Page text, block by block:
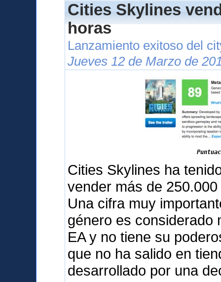
Cities Skylines
horas
Lanzamiento exitoso del
Jueves 12 de Marzo de
Cities Skylines ha
vender más de
Una cifra muy
género es considerado
EA y no tiene su
que no ha salido en
desarrollado por una